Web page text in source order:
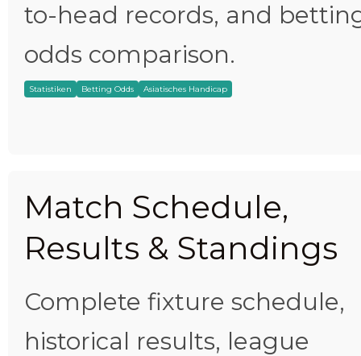
to-head records, and
odds comparison.
Statistiken Betting Odds Asiatisches Handicap
Match Schedule,
Results & Standings
Complete fixture schedule,
historical results, league